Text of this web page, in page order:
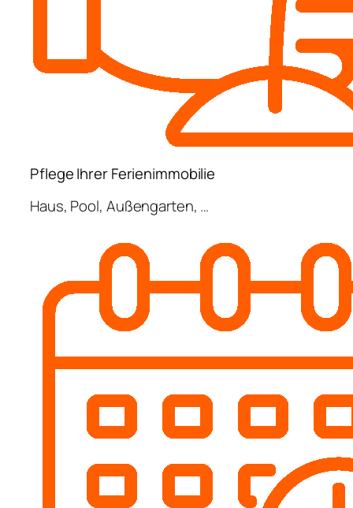
Pflege Ihrer Ferienimmobilie
Haus, Pool, Außengarten, …